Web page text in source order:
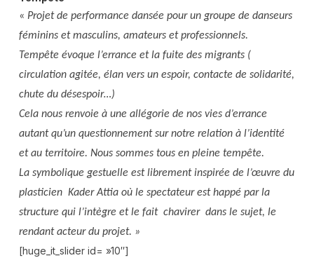
« Projet de performance dansée pour un groupe de danseurs
féminins et masculins, amateurs et professionnels.
Tempête évoque l’errance et la fuite des migrants (
circulation agitée, élan vers un espoir, contacte de solidarité,
chute du désespoir…)
Cela nous renvoie à une allégorie de nos vies d’errance
autant qu’un questionnement sur notre relation à l’identité
et au territoire. Nous sommes tous en pleine tempête.
La symbolique gestuelle est librement inspirée de l’œuvre du
plasticien Kader Attia où le spectateur est happé par la
structure qui l’intègre et le fait chavirer dans le sujet, le
rendant acteur du projet. »
[huge_it_slider id= »10″]